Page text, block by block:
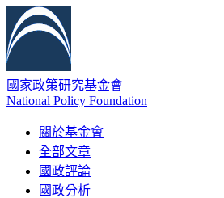
國家政策研究基金會
National Policy Foundation
關於基金會
全部文章
國政評論
國政分析